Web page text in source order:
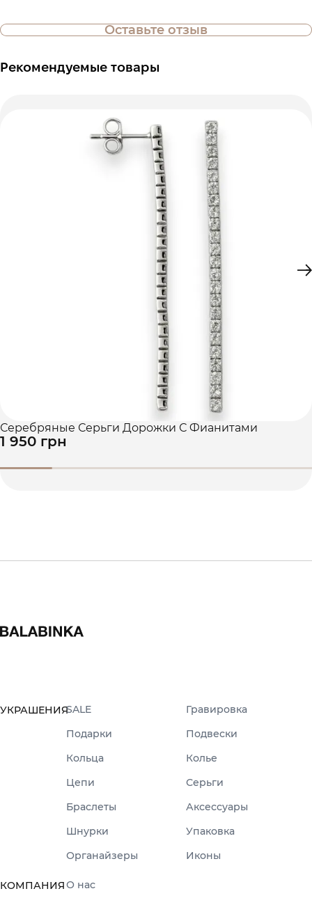
Оставьте отзыв
Рекомендуемые товары
Серебряные Серьги Дорожки С Фианитами
1 950 грн
УКРАШЕНИЯSALE
Гравировка
Подарки
Подвески
Кольца
Колье
Цепи
Серьги
Браслеты
Аксессуары
Шнурки
Упаковка
Органайзеры
Иконы
КОМПАНИЯО нас